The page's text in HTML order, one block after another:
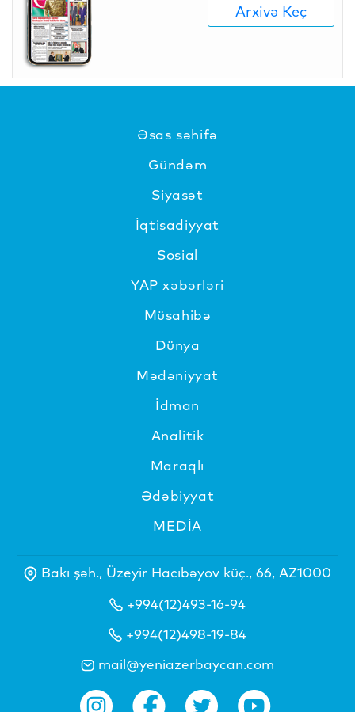
Arxivə Keç
Əsas səhifə
Gündəm
Siyasət
İqtisadiyyat
Sosial
YAP xəbərləri
Müsahibə
Dünya
Mədəniyyat
İdman
Analitik
Maraqlı
Ədəbiyyat
MEDİA
Bakı şəh., Üzeyir Hacıbəyov küç., 66, AZ1000
+994(12)493-16-94
+994(12)498-19-84
mail@yeniazerbaycan.com